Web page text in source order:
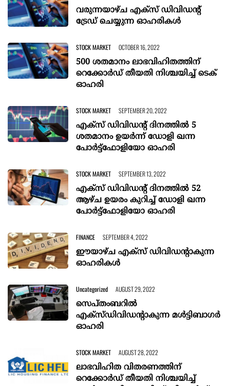
വരുന്നയാഴ്ച എക്‌സ് ഡിവിഡന്റ്
ട്രേഡ് ചെയ്യുന്ന ഓഹരികള്‍
STOCK MARKET OCTOBER 16, 2022
500 ശതമാനം ലാഭവിഹിതത്തിന്
റെക്കോര്‍ഡ് തീയതി നിശ്ചയിച്ച് ടെക്
ഓഹരി
STOCK MARKET SEPTEMBER 20, 2022
എക്‌സ് ഡിവിഡന്റ് ദിനത്തില്‍ 5
ശതമാനം ഉയര്‍ന്ന് ഡോളി ഖന്ന
പോര്‍ട്ട്‌ഫോളിയോ ഓഹരി
STOCK MARKET SEPTEMBER 13, 2022
എക്‌സ് ഡിവിഡന്റ് ദിനത്തില്‍ 52
ആഴ്ച ഉയരം കുറിച്ച് ഡോളി ഖന്ന
പോര്‍ട്ട്‌ഫോളിയോ ഓഹരി
FINANCE SEPTEMBER 4, 2022
ഈയാഴ്ച എക്‌സ് ഡിവിഡന്റാകുന്ന
ഓഹരികള്‍
Uncategorized AUGUST 29, 2022
സെപ്തംബറില്‍
എക്‌സ്ഡിവിഡന്റാകുന്ന മള്‍ട്ടിബാഗര്‍
ഓഹരി
STOCK MARKET AUGUST 28, 2022
ലാഭവിഹിത വിതരണത്തിന്
റെക്കോര്‍ഡ് തീയതി നിശ്ചയിച്ച്